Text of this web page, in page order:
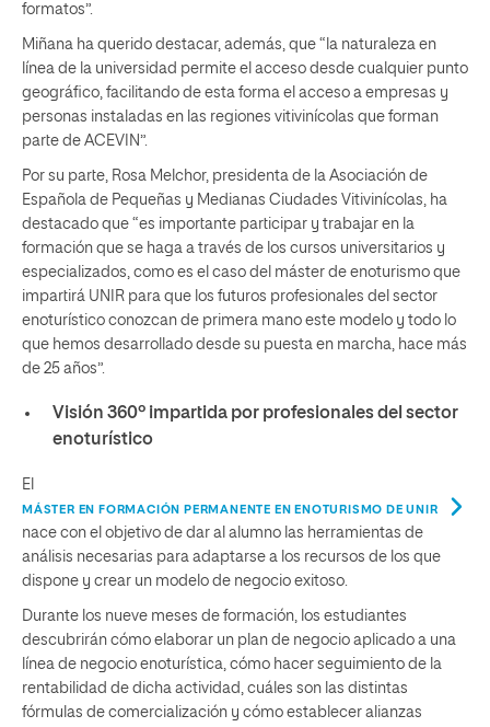
formatos”.
Miñana ha querido destacar, además, que “la naturaleza en
línea de la universidad permite el acceso desde cualquier punto
geográfico, facilitando de esta forma el acceso a empresas y
personas instaladas en las regiones vitivinícolas que forman
parte de ACEVIN”.
Por su parte, Rosa Melchor, presidenta de la Asociación de
Española de Pequeñas y Medianas Ciudades Vitivinícolas, ha
destacado que “es importante participar y trabajar en la
formación que se haga a través de los cursos universitarios y
especializados, como es el caso del máster de enoturismo que
impartirá UNIR para que los futuros profesionales del sector
enoturístico conozcan de primera mano este modelo y todo lo
que hemos desarrollado desde su puesta en marcha, hace más
de 25 años”.
Visión 360º impartida por profesionales del sector
enoturístico
El
MÁSTER EN FORMACIÓN PERMANENTE EN ENOTURISMO DE UNIR
nace con el objetivo de dar al alumno las herramientas de
análisis necesarias para adaptarse a los recursos de los que
dispone y crear un modelo de negocio exitoso.
Durante los nueve meses de formación, los estudiantes
descubrirán cómo elaborar un plan de negocio aplicado a una
línea de negocio enoturística, cómo hacer seguimiento de la
rentabilidad de dicha actividad, cuáles son las distintas
fórmulas de comercialización y cómo establecer alianzas